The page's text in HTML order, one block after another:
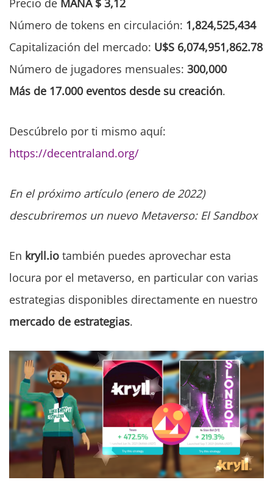
Precio de MANA $ 3,12
Número de tokens en circulación: 1,824,525,434
Capitalización del mercado: U$S 6,074,951,862.78
Número de jugadores mensuales: 300,000
Más de 17.000 eventos desde su creación.
Descúbrelo por ti mismo aquí:
https://decentraland.org/
En el próximo artículo (enero de 2022)
descubriremos un nuevo Metaverso: El Sandbox
En kryll.io también puedes aprovechar esta
locura por el metaverso, en particular con varias
estrategias disponibles directamente en nuestro
mercado de estrategias.